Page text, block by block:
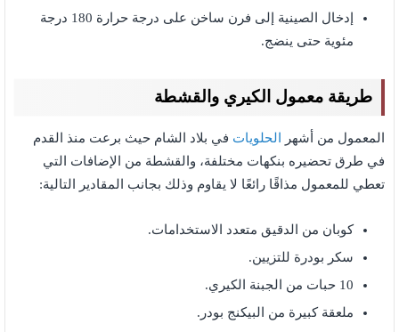
إدخال الصينية إلى فرن ساخن على درجة حرارة 180 درجة
مئوية حتى ينضج.
طريقة معمول الكيري والقشطة
المعمول من أشهر الحلويات في بلاد الشام حيث برعت منذ القدم
في طرق تحضيره بنكهات مختلفة، والقشطة من الإضافات التي
تعطي للمعمول مذاقًا رائعًا لا يقاوم وذلك بجانب المقادير التالية:
كوبان من الدقيق متعدد الاستخدامات.
سكر بودرة للتزيين.
10 حبات من الجبنة الكيري.
ملعقة كبيرة من البيكنج بودر.